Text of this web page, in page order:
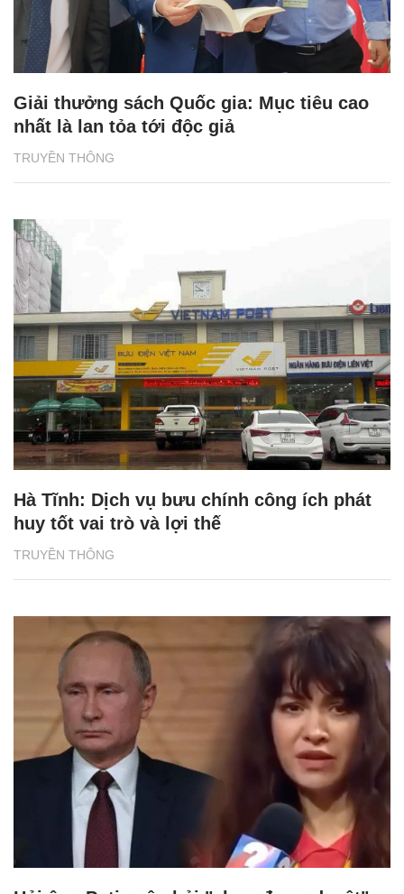
TRUYỀN THÔNG
Giải thưởng sách Quốc gia: Mục tiêu cao
nhất là lan tỏa tới độc giả
TRUYỀN THÔNG
Hà Tĩnh: Dịch vụ bưu chính công ích phát
huy tốt vai trò và lợi thế